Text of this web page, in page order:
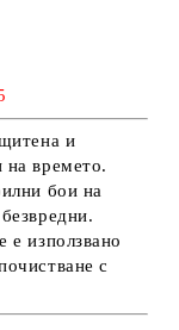
ден.
и
на времето.
бои на
е използвано
с